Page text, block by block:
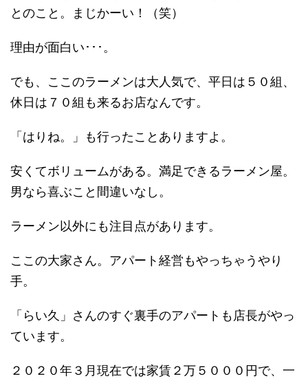
とのこと。まじかーい！（笑）
理由が面白い･･･。
でも、ここのラーメンは大人気で、平日は５０組、
休日は７０組も来るお店なんです。
「はりね。」も行ったことありますよ。
安くてボリュームがある。満足できるラーメン屋。
男なら喜ぶこと間違いなし。
ラーメン以外にも注目点があります。
ここの大家さん。アパート経営もやっちゃうやり
手。
「らい久」さんのすぐ裏手のアパートも店長がやっ
ています。
２０２０年３月現在では家賃２万５０００円で、一